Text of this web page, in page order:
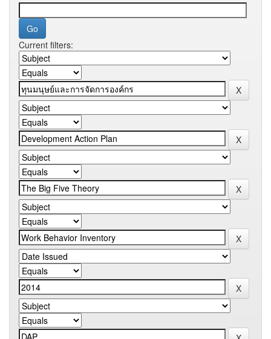
Current filters: